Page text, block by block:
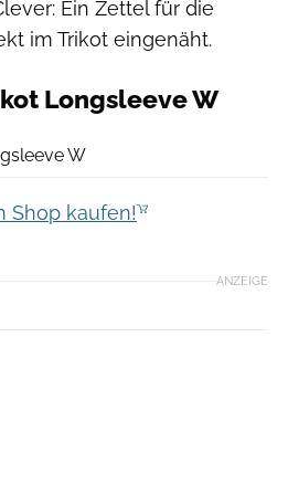
Ein Zettel für die
im Trikot eingenäht.
Longsleeve W
W
Shop kaufen!
ANZEIGE